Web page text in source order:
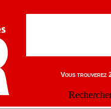
Vous trouverez